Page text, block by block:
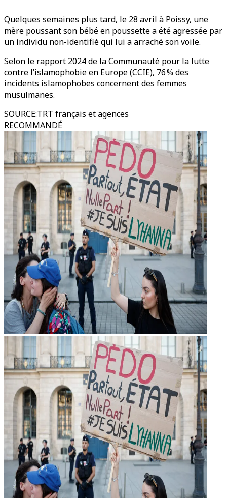
Quelques semaines plus tard, le 28 avril à Poissy, une
mère poussant son bébé en poussette a été agressée par
un individu non-identifié qui lui a arraché son voile.
Selon le rapport 2024 de la Communauté pour la lutte
contre l’islamophobie en Europe (CCIE), 76 % des
incidents islamophobes concernent des femmes
musulmanes.
SOURCE:TRT français et agences
RECOMMANDÉ